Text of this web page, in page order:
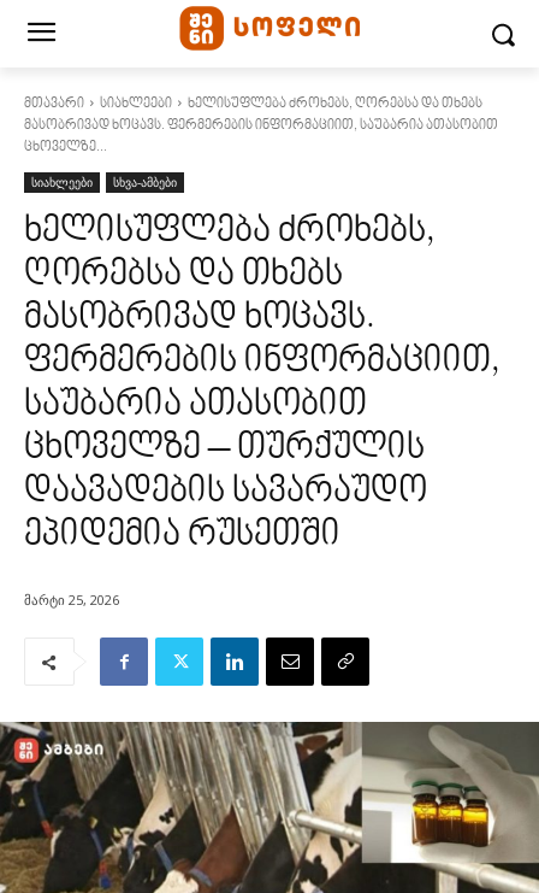
მთავარი სიახლეები
ხელისუფლება ძროხებს, ღორებსა და თხებს
მასობრივად ხოცავს. ფერმერების ინფორმაციით, საუბარია ათასობით
ცხოველზე...
სიახლეები სხვა-ამბები
ხელისუფლება ძროხებს,
ღორებსა და თხებს
მასობრივად ხოცავს.
ფერმერების ინფორმაციით,
საუბარია ათასობით
ცხოველზე – თურქულის
დაავადების სავარაუდო
ეპიდემია რუსეთში
მარტი 25, 2026